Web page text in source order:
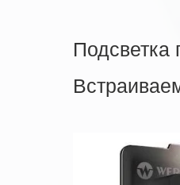
Подсветка